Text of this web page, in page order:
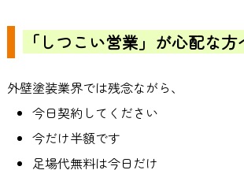
「しつこい営業」が心配な方
外壁塗装業界では残念ながら、
今日契約してください
今だけ半額です
足場代無料は今日だけ